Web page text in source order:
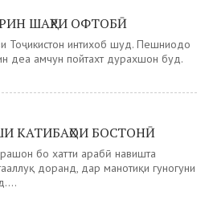
ШАҲРИ ОФТОБӢ
интихоб шуд. Пешниҳодҳо
деҳа ҳамчун пойтахт дурахшон буд.
КАТИБАҲОИ БОСТОНӢ
бо хатти арабӣ навишта
доранд, дар манотиқи гуногуни